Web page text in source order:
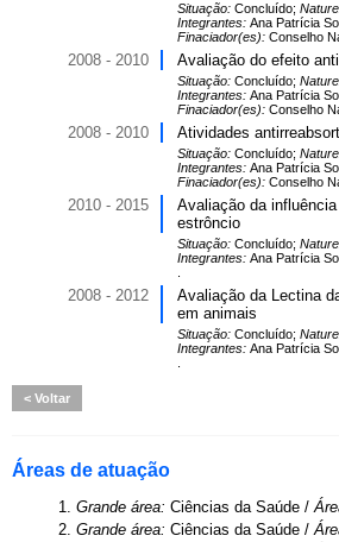
Situação: Concluído;
Integrantes: Ana Patrícia
Finaciador(es): Conselho
2008 - 2010 Avaliação do efeito
Situação: Concluído;
Integrantes: Ana Patrícia
Finaciador(es): Conselho
2008 - 2010 Atividades
Situação: Concluído;
Integrantes: Ana Patrícia
Finaciador(es): Conselho
2010 - 2015
Avaliação da
estrôncio
Situação: Concluído;
Integrantes: Ana Patrícia
2008 - 2012
Avaliação da Lectina
em animais
Situação: Concluído;
Integrantes: Ana Patrícia
Voltar
Áreas de atuação
1. Grande área: Ciências da Saúde /
2. Grande área: Ciências da Saúde /